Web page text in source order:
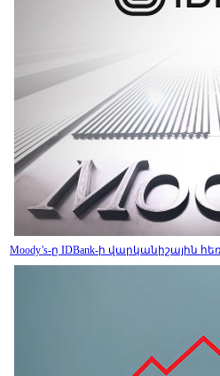
Moody’s-ը IDBank-ի վարկանիշային